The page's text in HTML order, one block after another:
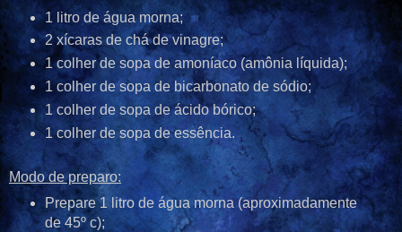
1 litro de água morna;
2 xícaras de chá de vinagre;
1 colher de sopa de amoníaco (amônia líquida);
1 colher de sopa de bicarbonato de sódio;
1 colher de sopa de ácido bórico;
1 colher de sopa de essência.
Modo de preparo:
Prepare 1 litro de água morna (aproximadamente
de 45º c);